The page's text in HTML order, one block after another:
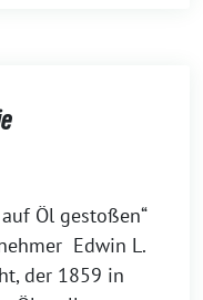
Öl gestoßen“
Edwin L.
der 1859 in